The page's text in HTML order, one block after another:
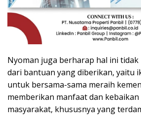
Nyoman juga berharap hal ini
dari bantuan yang diberikan, yaitu
untuk bersama-sama meraih
memberikan manfaat dan kebaikan
masyarakat, khususnya yang